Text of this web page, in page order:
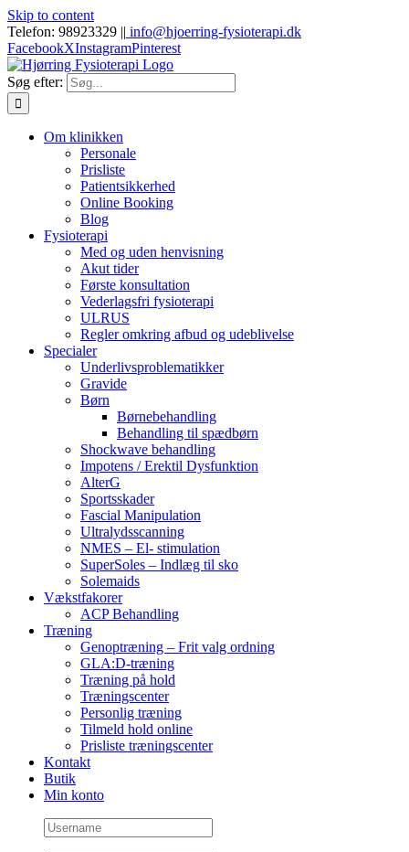
Skip to content
Telefon: 98923329 || info@hjoerring-fysioterapi.dk
FacebookXInstagramPinterest
Søg efter:
Om klinikken
Personale
Prisliste
Patientsikkerhed
Online Booking
Blog
Fysioterapi
Med og uden henvisning
Akut tider
Første konsultation
Vederlagsfri fysioterapi
ULRUS
Regler omkring afbud og udeblivelse
Specialer
Underlivsproblematikker
Gravide
Børn
Børnebehandling
Behandling til spædbørn
Shockwave behandling
Impotens / Erektil Dysfunktion
AlterG
Sportsskader
Fascial Manipulation
Ultralydsscanning
NMES – El- stimulation
SuperSoles – Indlæg til sko
Solemaids
Vækstfakorer
ACP Behandling
Træning
Genoptræning – Frit valg ordning
GLA:D-træning
Træning på hold
Træningscenter
Personlig træning
Tilmeld hold online
Prisliste træningscenter
Kontakt
Butik
Min konto